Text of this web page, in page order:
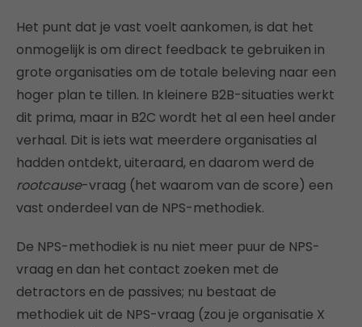
Het punt dat je vast voelt aankomen, is dat het
onmogelijk is om direct feedback te gebruiken in
grote organisaties om de totale beleving naar een
hoger plan te tillen. In kleinere B2B-situaties werkt
dit prima, maar in B2C wordt het al een heel ander
verhaal. Dit is iets wat meerdere organisaties al
hadden ontdekt, uiteraard, en daarom werd de
rootcause-vraag (het waarom van de score) een
vast onderdeel van de NPS-methodiek.
De NPS-methodiek is nu niet meer puur de NPS-
vraag en dan het contact zoeken met de
detractors en de passives; nu bestaat de
methodiek uit de NPS-vraag (zou je organisatie X